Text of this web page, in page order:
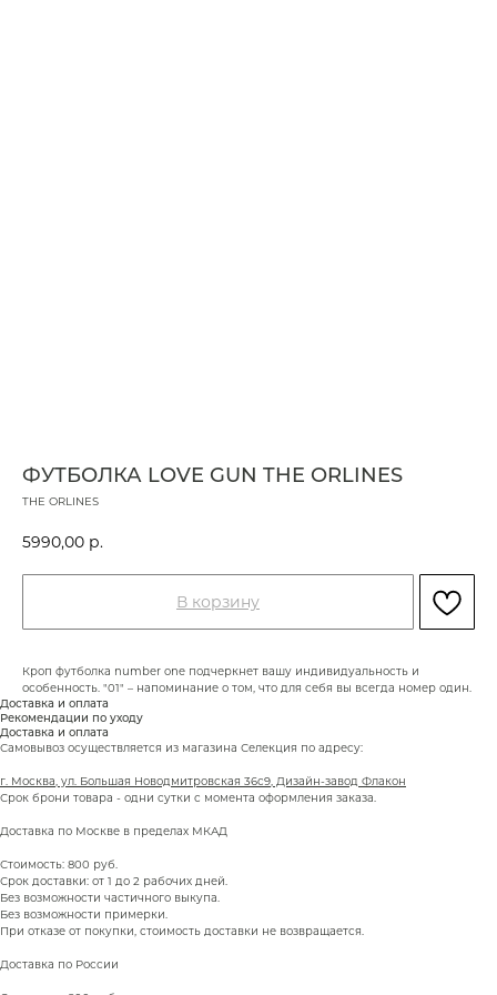
ФУТБОЛКА LOVE GUN THE ORLINES
THE ORLINES
5990,00 р.
В корзину
Кроп футболка number one подчеркнет вашу индивидуальность и
особенность. "01" – напоминание о том, что для себя вы всегда номер один.
Доставка и оплата
Рекомендации по уходу
Доставка и оплата
Самовывоз осуществляется из магазина Селекция по адресу:
г. Москва, ул. Большая Новодмитровская 36с9, Дизайн-завод Флакон
Срок брони товара - одни сутки с момента оформления заказа.
Доставка по Москве в пределах МКАД
Стоимость: 800 руб.
Срок доставки: от 1 до 2 рабочих дней.
Без возможности частичного выкупа.
Без возможности примерки.
При отказе от покупки, стоимость доставки не возвращается.
Доставка по России